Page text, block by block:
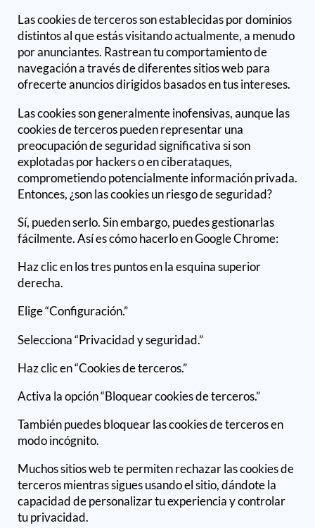
Las cookies de terceros son establecidas por dominios
distintos al que estás visitando actualmente, a menudo
por anunciantes. Rastrean tu comportamiento de
navegación a través de diferentes sitios web para
ofrecerte anuncios dirigidos basados en tus intereses.
Las cookies son generalmente inofensivas, aunque las
cookies de terceros pueden representar una
preocupación de seguridad significativa si son
explotadas por hackers o en ciberataques,
comprometiendo potencialmente información privada.
Entonces, ¿son las cookies un riesgo de seguridad?
Sí, pueden serlo. Sin embargo, puedes gestionarlas
fácilmente. Así es cómo hacerlo en Google Chrome:
Haz clic en los tres puntos en la esquina superior
derecha.
Elige “Configuración.”
Selecciona “Privacidad y seguridad.”
Haz clic en “Cookies de terceros.”
Activa la opción “Bloquear cookies de terceros.”
También puedes bloquear las cookies de terceros en
modo incógnito.
Muchos sitios web te permiten rechazar las cookies de
terceros mientras sigues usando el sitio, dándote la
capacidad de personalizar tu experiencia y controlar
tu privacidad.